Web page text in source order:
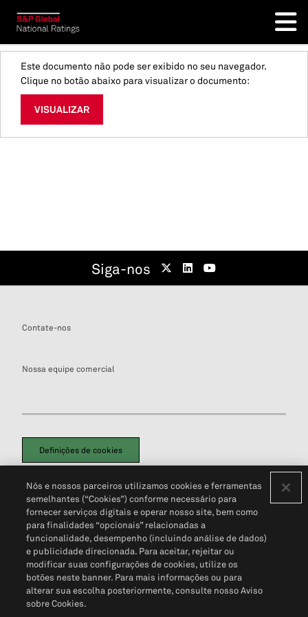
Este documento não pode ser exibido no seu navegador.
Clique no botão abaixo para visualizar o documento:
VISUALIZAR
Siga-nos
Contate-nos
Nossa equipe comercial
Definições de cookies
Política de PrivacidadePortal de privacidade do cliente (em inglês)
Não Venda Minhas Informações Pessoais© 2026 S&P Global
Nós e nossos parceiros utilizamos cookies e ferramentas
semelhantes (“Cookies”) conforme necessário para
fornecer serviços digitais e operar nosso site, bem como
para finalidades “opcionais” relacionadas a
funcionalidade, desempenho (incluindo análise de dados)
e publicidade direcionada. Para aceitar, rejeitar ou
modificar suas configurações de cookies, utilize os
botões neste banner. Para mais informações ou para
alterar sua escolha posteriormente, consulte nosso Aviso
sobre Cookies.